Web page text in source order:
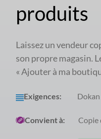
produits
Laissez un vendeur
son propre magasin.
« Ajouter à ma
Exigences: Dokan
Convient à: Copie